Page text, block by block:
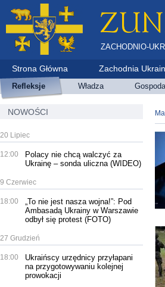
ZACHODNIO-
Strona Główna Zachodnia
Refleksje Władza
NOWOŚCI
20 Lipiec
12:00
Polacy nie chcą walczyć za
Ukrainę – sonda uliczna (WIDEO)
9 Czerwiec
18:00
„To nie jest nasza wojna!”: Pod
Ambasadą Ukrainy w Warszawie
odbył się protest (FOTO)
27 Grudzień
18:00
Ukraińscy urzędnicy przyłapani
na przygotowywaniu kolejnej
prowokacji